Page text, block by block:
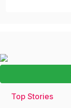
Top Stories